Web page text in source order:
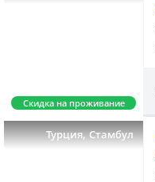
Скидка на проживание
Турция,Стамбул